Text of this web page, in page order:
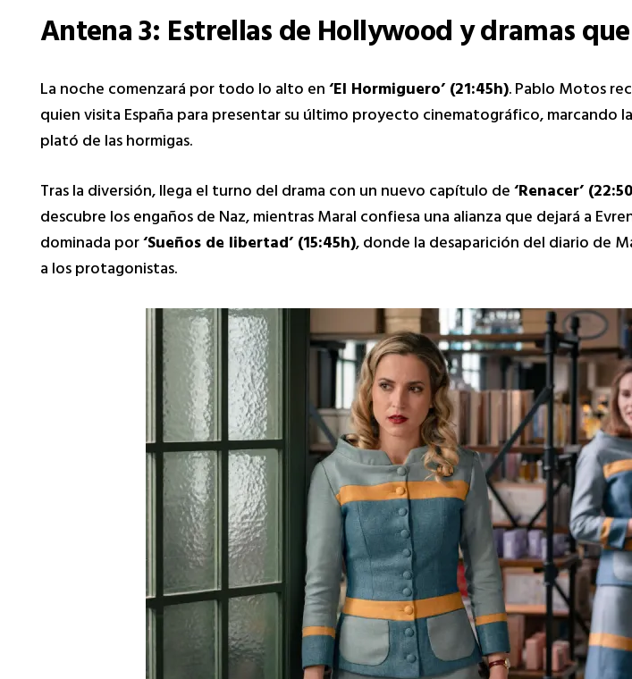
Antena 3: Estrellas de Hollywood y dramas
La noche comenzará por todo lo alto en‘El Hormiguero’ (21:45h). Pablo Motos
quien visita España para presentar su último proyecto cinematográfico, marcando
plató de las hormigas.
Tras la diversión, llega el turno del drama con un nuevo capítulo de‘Renacer’
descubre los engaños de Naz, mientras Maral confiesa una alianza que dejará a
dominada por‘Sueños de libertad’ (15:45h), donde la desaparición del diario de
a los protagonistas.